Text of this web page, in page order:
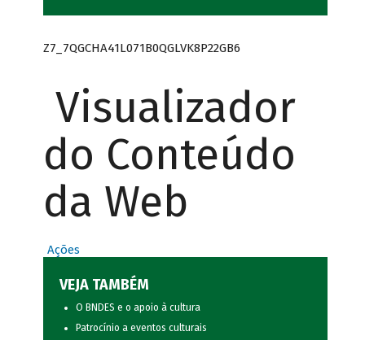
Z7_7QGCHA41L071B0QGLVK8P22GB6
Visualizador
do Conteúdo
da Web
Ações
VEJA TAMBÉM
O BNDES e o apoio à cultura
Patrocínio a eventos culturais